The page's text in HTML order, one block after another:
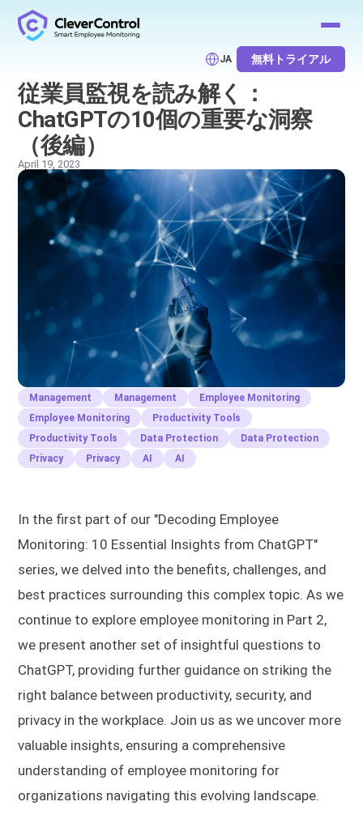
JA 無料トライアル
従業員監視を読み解く：
ChatGPTの10個の重要な洞察
（後編）
April 19, 2023
Management Management
Employee Monitoring
Employee Monitoring
Productivity Tools
Productivity Tools
Data Protection
Data Protection
Privacy
Privacy AI AI
In the first part of our "Decoding Employee
Monitoring: 10 Essential Insights from ChatGPT"
series, we delved into the benefits, challenges, and
best practices surrounding this complex topic. As we
continue to explore employee monitoring in Part 2,
we present another set of insightful questions to
ChatGPT, providing further guidance on striking the
right balance between productivity, security, and
privacy in the workplace. Join us as we uncover more
valuable insights, ensuring a comprehensive
understanding of employee monitoring for
organizations navigating this evolving landscape.